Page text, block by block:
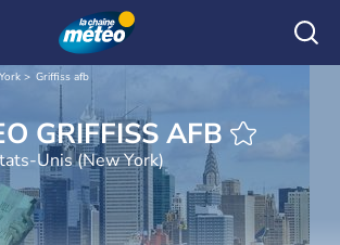
Griffiss afb
METEO GRIFFISS AFB
Unis (New York)